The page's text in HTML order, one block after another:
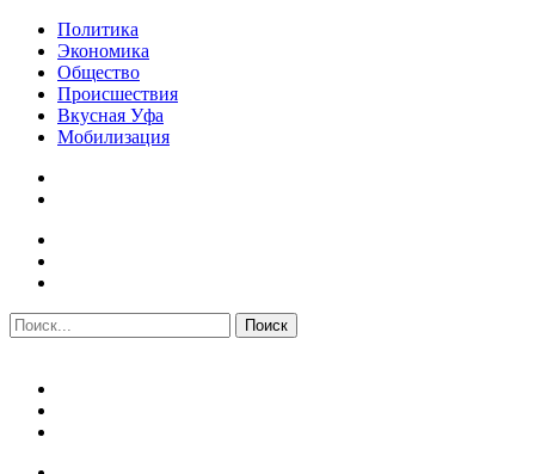
Политика
Экономика
Общество
Происшествия
Вкусная Уфа
Мобилизация